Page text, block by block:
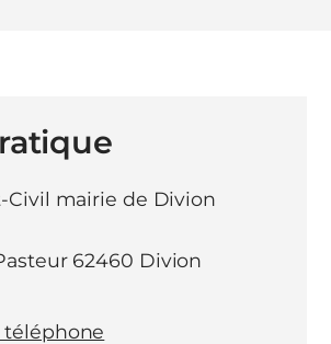
Civil mairie de Divion
62460 Divion
téléphone